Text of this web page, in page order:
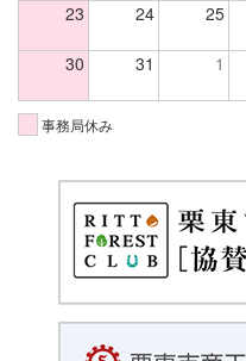
23 24 25
30 31 1
事務局休み